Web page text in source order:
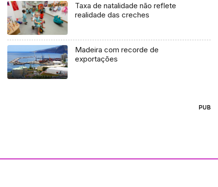
Taxa de natalidade não reflete
realidade das creches
Madeira com recorde de
exportações
PUB